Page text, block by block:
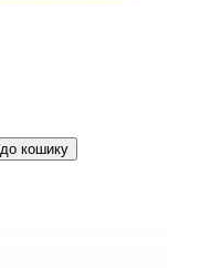
до кошику